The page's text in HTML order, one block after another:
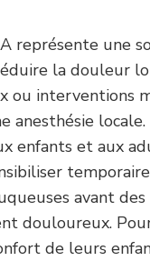
représente une
la douleur
ou interventions
anesthésie
enfants et aux
avant des
douloureux.
de leurs